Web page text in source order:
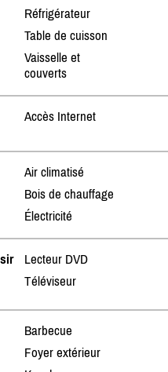
Réfrigérateur
Table de cuisson
Vaisselle et
couverts
Accès Internet
Air climatisé
Bois de chauffage
Électricité
Lecteur DVD
Téléviseur
Barbecue
Foyer extérieur